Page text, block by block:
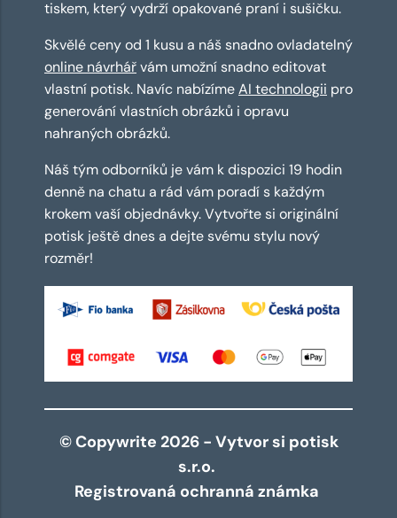
tiskem, který vydrží opakované praní i sušičku.
Skvělé ceny od 1 kusu a náš snadno ovladatelný
online návrhářvám umožní snadno editovat
vlastní potisk. Navíc nabízímeAI technologii pro
generování vlastních obrázků i opravu
nahraných obrázků.
Náš tým odborníků je vám k dispozici 19 hodin
denně na chatu a rád vám poradí s každým
krokem vaší objednávky. Vytvořte si originální
potisk ještě dnes a dejte svému stylu nový
rozměr!
© Copywrite 2026 - Vytvor si potisk
s.r.o.
Registrovaná ochranná známka